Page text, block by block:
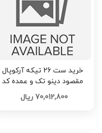
خرید ست 26 تیکه آرکوپال
مقصود دینو تک و عمده کد
L1132
70,012,800 ریال